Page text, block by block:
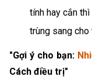
tính hay cắn
trùng sang cho
"Gợi ý cho bạn:
Cách điều trị"